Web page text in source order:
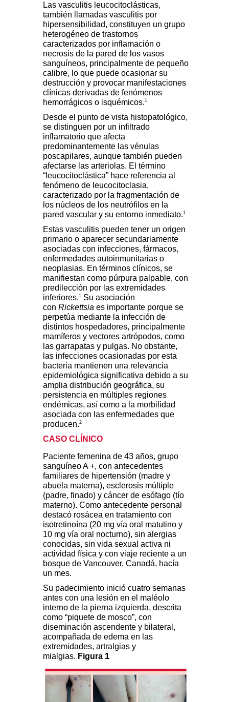
Las vasculitis leucocitoclásticas,
también llamadas vasculitis por
hipersensibilidad, constituyen un grupo
heterogéneo de trastornos
caracterizados por inflamación o
necrosis de la pared de los vasos
sanguíneos, principalmente de pequeño
calibre, lo que puede ocasionar su
destrucción y provocar manifestaciones
clínicas derivadas de fenómenos
hemorrágicos o isquémicos.1
Desde el punto de vista histopatológico,
se distinguen por un infiltrado
inflamatorio que afecta
predominantemente las vénulas
poscapilares, aunque también pueden
afectarse las arteriolas. El término
“leucocitoclástica” hace referencia al
fenómeno de leucocitoclasia,
caracterizado por la fragmentación de
los núcleos de los neutrófilos en la
pared vascular y su entorno inmediato.1
Estas vasculitis pueden tener un origen
primario o aparecer secundariamente
asociadas con infecciones, fármacos,
enfermedades autoinmunitarias o
neoplasias. En términos clínicos, se
manifiestan como púrpura palpable, con
predilección por las extremidades
inferiores.1
Su asociación
con Rickettsia es importante porque se
perpetúa mediante la infección de
distintos hospedadores, principalmente
mamíferos y vectores artrópodos, como
las garrapatas y pulgas. No obstante,
las infecciones ocasionadas por esta
bacteria mantienen una relevancia
epidemiológica significativa debido a su
amplia distribución geográfica, su
persistencia en múltiples regiones
endémicas, así como a la morbilidad
asociada con las enfermedades que
producen.2
CASO CLÍNICO
Paciente femenina de 43 años, grupo
sanguíneo A +, con antecedentes
familiares de hipertensión (madre y
abuela materna), esclerosis múltiple
(padre, finado) y cáncer de esófago (tío
materno). Como antecedente personal
destacó rosácea en tratamiento con
isotretinoína (20 mg vía oral matutino y
10 mg vía oral nocturno), sin alergias
conocidas, sin vida sexual activa ni
actividad física y con viaje reciente a un
bosque de Vancouver, Canadá, hacía
un mes.
Su padecimiento inició cuatro semanas
antes con una lesión en el maléolo
interno de la pierna izquierda, descrita
como “piquete de mosco”, con
diseminación ascendente y bilateral,
acompañada de edema en las
extremidades, artralgias y
mialgias. Figura 1